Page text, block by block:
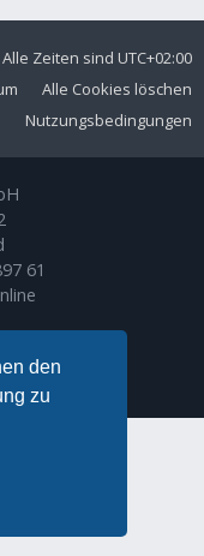
den
zu
Alle Zeiten sind UTC+02:00
Alle Cookies löschen
Nutzungsbedingungen
61